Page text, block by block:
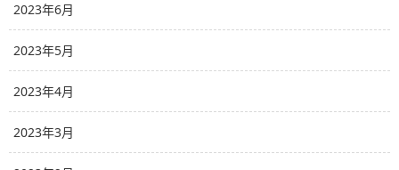
2023年6月
2023年5月
2023年4月
2023年3月